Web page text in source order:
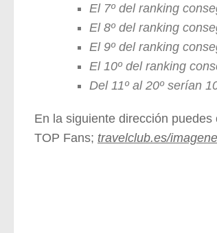
El 7º del ranking
El 8º del ranking
El 9º del ranking
El 10º del ranking
Del 11º al 20º serían
En la siguiente dirección
TOP Fans; travelclub.es/